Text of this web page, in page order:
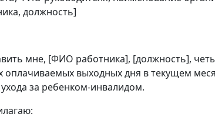
должность]
мне, [ФИО работника], [должность],
оплачиваемых выходных дня в текущем
за ребенком-инвалидом.